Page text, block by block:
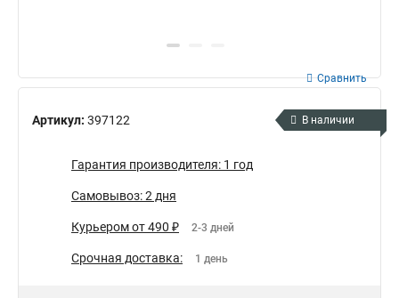
Артикул: 397122
Сравнить
В наличии
Гарантия производителя: 1 год
Самовывоз: 2 дня
Курьером от 490 ₽ 2-3 дней
Срочная доставка: 1 день